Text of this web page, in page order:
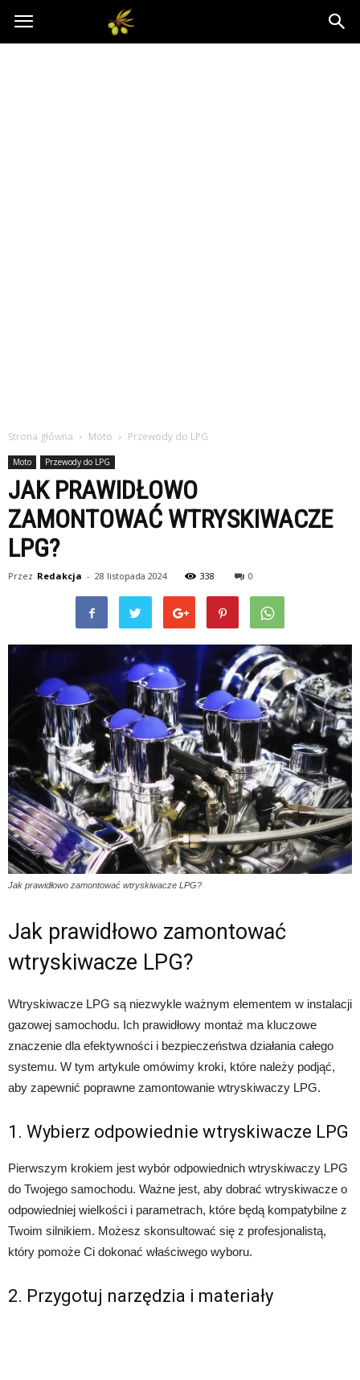
Oliwkowo.pl
Strona główna Moto Przewody do LPG
Moto Przewody do LPG
JAK PRAWIDŁOWO
ZAMONTOWAĆ WTRYSKIWACZE
LPG?
Przez Redakcja - 28 listopada 2024 338 0
Jak prawidłowo zamontować wtryskiwacze LPG?
Jak prawidłowo zamontować
wtryskiwacze LPG?
Wtryskiwacze LPG są niezwykle ważnym elementem w instalacji
gazowej samochodu. Ich prawidłowy montaż ma kluczowe
znaczenie dla efektywności i bezpieczeństwa działania całego
systemu. W tym artykule omówimy kroki, które należy podjąć,
aby zapewnić poprawne zamontowanie wtryskiwaczy LPG.
1. Wybierz odpowiednie wtryskiwacze LPG
Pierwszym krokiem jest wybór odpowiednich wtryskiwaczy LPG
do Twojego samochodu. Ważne jest, aby dobrać wtryskiwacze o
odpowiedniej wielkości i parametrach, które będą kompatybilne z
Twoim silnikiem. Możesz skonsultować się z profesjonalistą,
który pomoże Ci dokonać właściwego wyboru.
2. Przygotuj narzędzia i materiały